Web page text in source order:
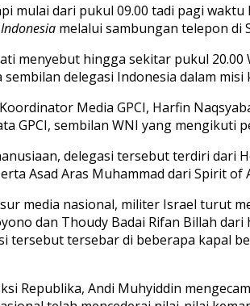
mulai dari pukul 09.00 tadi pagi
Indonesia melalui sambungan telepon di
menyebut hingga sekitar pukul
sembilan delegasi Indonesia dalam
Media GPCI, Harfin
GPCI, sembilan WNI yang mengikuti
delegasi tersebut terdiri dari
Asad Aras Muhammad dari Spirit of
media nasional, militer Israel turut
dan Thoudy Badai Rifan Billah
tersebut tersebar di beberapa kapal
Republika, Andi Muhyiddin